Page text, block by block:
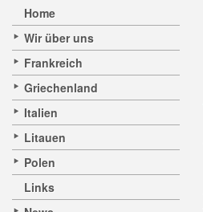
Home
Wir über uns
Frankreich
Griechenland
Italien
Litauen
Polen
Links